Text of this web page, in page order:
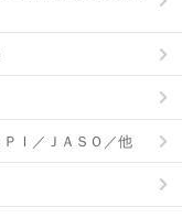
Ｉ／ＪＡＳＯ／他